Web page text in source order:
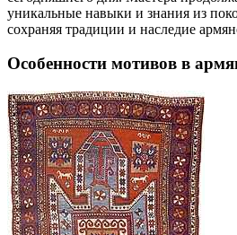
уникальные навыки и знания из
сохраняя традиции и наследие
Особенности мотивов в